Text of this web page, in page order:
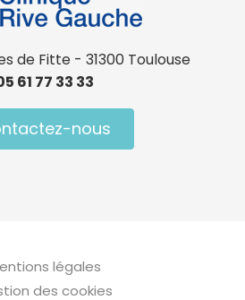
de Fitte - 31300 Toulouse
61 77 33 33
nous
légales
des cookies